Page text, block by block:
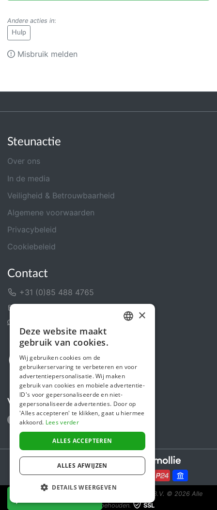
Andere acties in:
Hulp
Misbruik melden
Steunactie
Over ons
In de media
Veiligheid & Betrouwbaarheid
Algemene voorwaarden
Privacybeleid
Cookiebeleid
Contact
+31 (0)85 488 4765
Volg ons
Secure payments powered by
Steunactie is een initiatief van Sponsor Europe B.V. © 2026 Alle
rechten voorbehouden.
SSL
ENGLISH
×
Deze website maakt
gebruik van cookies.
Wij gebruiken cookies om de
gebruikerservaring te verbeteren en voor
advertentiepersonalisatie. Wij maken
gebruik van cookies en mobiele advertentie-
ID's voor gepersonaliseerde en niet-
gepersonaliseerde advertenties. Door op
'Alles accepteren' te klikken, gaat u hiermee
akkoord. Lees verder
ALLES ACCEPTEREN
ALLES AFWIJZEN
DETAILS WEERGEVEN